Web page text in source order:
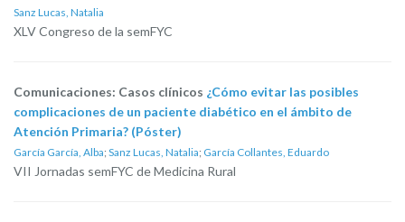
Sanz Lucas, Natalia
XLV Congreso de la semFYC
Comunicaciones: Casos clínicos ¿Cómo evitar las posibles
complicaciones de un paciente diabético en el ámbito de
Atención Primaria? (Póster)
García García, Alba; Sanz Lucas, Natalia; García Collantes, Eduardo
VII Jornadas semFYC de Medicina Rural